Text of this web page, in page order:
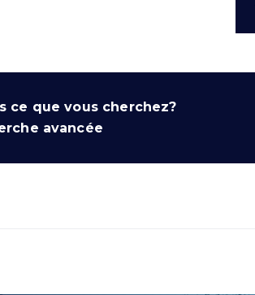
ce que vous cherchez?
avancée